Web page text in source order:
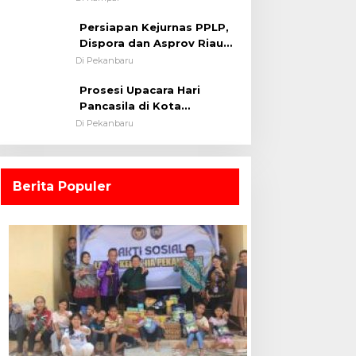
Persiapan Kejurnas PPLP,
Dispora dan Asprov Riau
Tinjau Kelayakan Rumput
Di Pekanbaru
Prosesi Upacara Hari
Pancasila di Kota
Pekanbaru Tetap Khidmat
Di Pekanbaru
Berita Populer